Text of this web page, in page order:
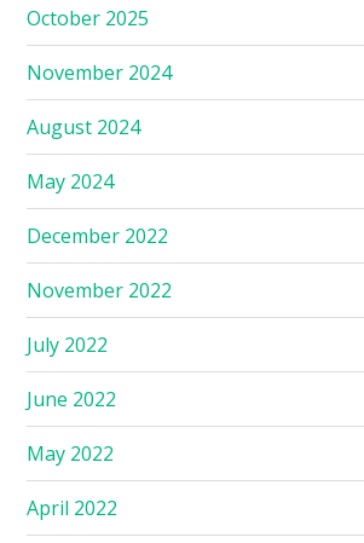
October 2025
November 2024
August 2024
May 2024
December 2022
November 2022
July 2022
June 2022
May 2022
April 2022